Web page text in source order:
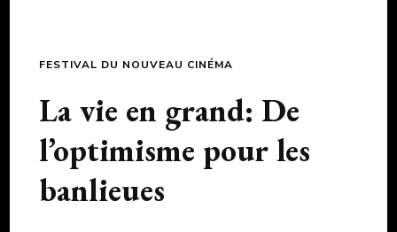
FESTIVAL DU NOUVEAU CINÉMA
La vie en grand: De
l’optimisme pour les
banlieues